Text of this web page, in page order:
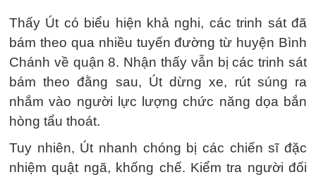
Thấy Út có biểu hiện khả nghi, các trinh sát đã
bám theo qua nhiều tuyến đường từ huyện Bình
Chánh về quận 8. Nhận thấy vẫn bị các trinh sát
bám theo đằng sau, Út dừng xe, rút súng ra
nhắm vào người lực lượng chức năng dọa bắn
hòng tẩu thoát.
Tuy nhiên, Út nhanh chóng bị các chiến sĩ đặc
nhiệm quật ngã, khống chế. Kiểm tra người đối